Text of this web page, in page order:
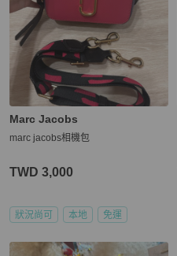
Marc Jacobs
marc jacobs相機包
TWD 3,000
狀況尚可 本地 免運